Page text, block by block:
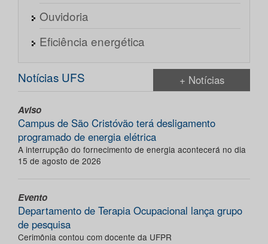
Ouvidoria
Eficiência energética
Notícias UFS + Notícias
Aviso
Campus de São Cristóvão terá desligamento
programado de energia elétrica
A interrupção do fornecimento de energia acontecerá no dia
15 de agosto de 2026
Evento
Departamento de Terapia Ocupacional lança grupo
de pesquisa
Cerimônia contou com docente da UFPR